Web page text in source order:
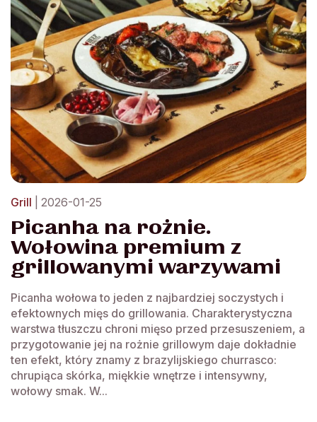
Grill | 2026-01-25
Picanha na rożnie.
Wołowina premium z
grillowanymi warzywami
Picanha wołowa to jeden z najbardziej soczystych i
efektownych mięs do grillowania. Charakterystyczna
warstwa tłuszczu chroni mięso przed przesuszeniem, a
przygotowanie jej na rożnie grillowym daje dokładnie
ten efekt, który znamy z brazylijskiego churrasco:
chrupiąca skórka, miękkie wnętrze i intensywny,
wołowy smak. W...